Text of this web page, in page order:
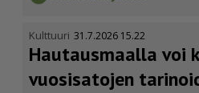
Kulttuuri 31.7.2026 15.22
Hautausmaalla voi
vuosisatojen